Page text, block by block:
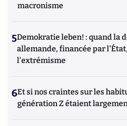
macronisme
5Demokratie leben! : quand la
allemande, financée par
l'extrémisme
6Et si nos craintes sur les
génération Z étaient